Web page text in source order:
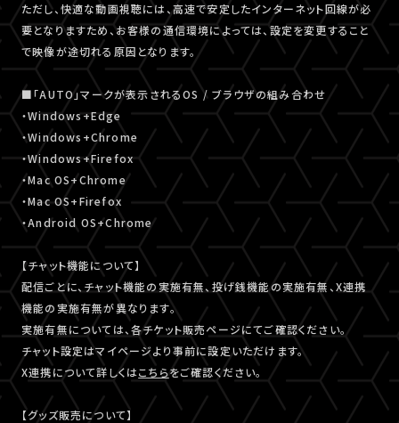
ただし、快適な動画視聴には、高速で安定したインターネット回線が必
要となりますため、お客様の通信環境によっては、設定を変更すること
で映像が途切れる原因となります。
■「AUTO」マークが表示されるOS / ブラウザの組み合わせ
・Windows+Edge
・Windows+Chrome
・Windows+Firefox
・Mac OS+Chrome
・Mac OS+Firefox
・Android OS+Chrome
【チャット機能について】
配信ごとに、チャット機能の実施有無、投げ銭機能の実施有無、X連携
機能の実施有無が異なります。
実施有無については、各チケット販売ページにてご確認ください。
チャット設定はマイページより事前に設定いただけます。
X連携について詳しくはこちらをご確認ください。
【グッズ販売について】